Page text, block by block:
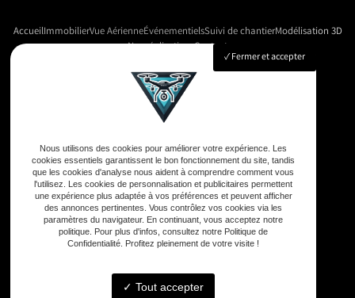
AccueilImmobilierVue AérienneÉvénementielsSuivi de chantierModélisation 3D
Nos réalisationsContact
Adresse
33590 Vensac
Téléphone
06 33 48 35 75
Email
Fermer et accepter
Nous utilisons des cookies pour améliorer votre expérience. Les
cookies essentiels garantissent le bon fonctionnement du site, tandis
que les cookies d'analyse nous aident à comprendre comment vous
l'utilisez. Les cookies de personnalisation et publicitaires permettent
une expérience plus adaptée à vos préférences et peuvent afficher
des annonces pertinentes. Vous contrôlez vos cookies via les
paramètres du navigateur. En continuant, vous acceptez notre
politique. Pour plus d'infos, consultez notre Politique de
Confidentialité. Profitez pleinement de votre visite !
Tout accepter